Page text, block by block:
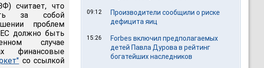
считает, что
за собой
проблем
должно быть
случае
финансовые
со ссылкой
09:12
Производители сообщили о риске
дефицита яиц
15:26
Forbes включил предполагаемых
детей Павла Дурова в рейтинг
богатейших наследников